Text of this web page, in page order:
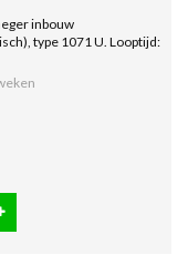
inbouw
type 1071 U. Looptijd: